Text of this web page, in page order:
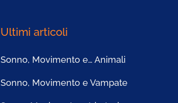
Ultimi articoli
Sonno, Movimento e… Animali
Sonno, Movimento e Vampate